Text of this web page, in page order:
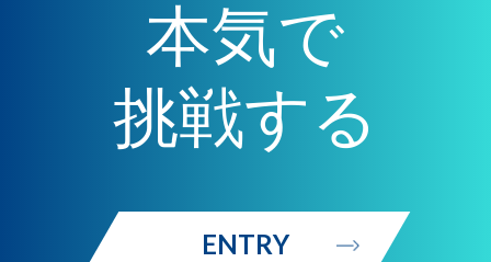
本気で
挑戦する
ENTRY